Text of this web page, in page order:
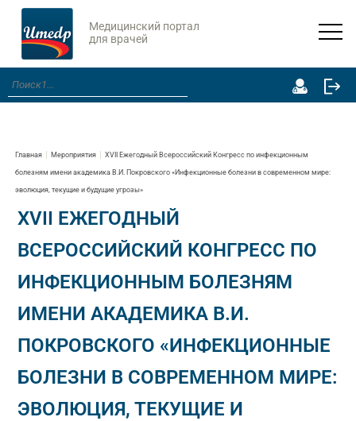
Медицинский портал
для врачей
Главная Мероприятия XVII Ежегодный Всероссийский Конгресс по инфекционным
болезням имени академика В.И. Покровского «Инфекционные болезни в современном мире:
эволюция, текущие и будущие угрозы»
XVII ЕЖЕГОДНЫЙ
ВСЕРОССИЙСКИЙ КОНГРЕСС ПО
ИНФЕКЦИОННЫМ БОЛЕЗНЯМ
ИМЕНИ АКАДЕМИКА В.И.
ПОКРОВСКОГО «ИНФЕКЦИОННЫЕ
БОЛЕЗНИ В СОВРЕМЕННОМ МИРЕ:
ЭВОЛЮЦИЯ, ТЕКУЩИЕ И